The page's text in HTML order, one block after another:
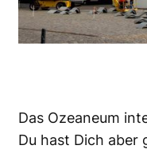
Das Ozeaneum
Du hast Dich aber